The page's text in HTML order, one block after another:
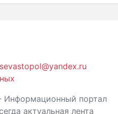
Информационный портал
актуальная лента